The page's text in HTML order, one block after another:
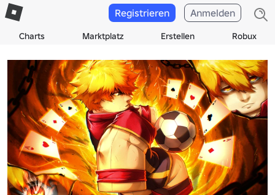
Charts Marktplatz Erstellen Robux
Registrieren Anmelden